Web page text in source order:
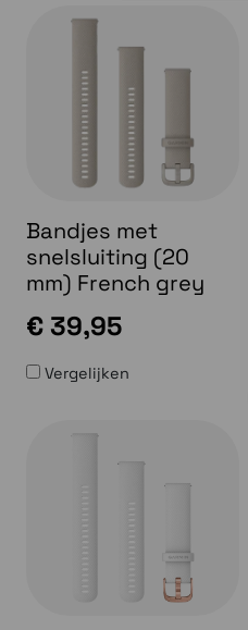
Bandjes met
snelsluiting (20
mm) French grey
€ 39,95
Vergelijken